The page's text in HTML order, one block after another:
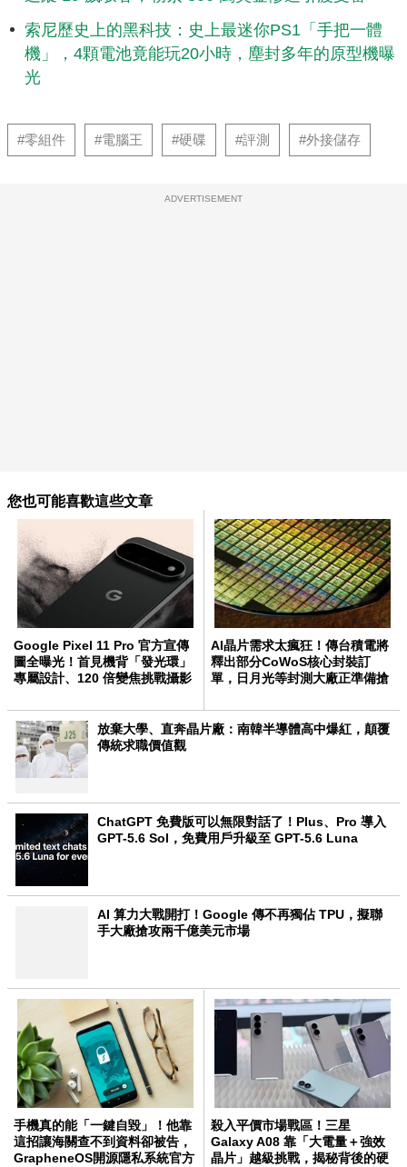
索尼歷史上的黑科技：史上最迷你PS1「手把一體
機」，4顆電池竟能玩20小時，塵封多年的原型機曝
光
#零組件 #電腦王 #硬碟 #評測 #外接儲存
ADVERTISEMENT
您也可能喜歡這些文章
Google Pixel 11 Pro 官方宣傳
圖全曝光！首見機背「發光環」
專屬設計、120 倍變焦挑戰攝影
AI晶片需求太瘋狂！傳台積電將
釋出部分CoWoS核心封裝訂
單，日月光等封測大廠正準備搶
放棄大學、直奔晶片廠：南韓半導體高中爆紅，顛覆
傳統求職價值觀
ChatGPT 免費版可以無限對話了！Plus、Pro 導入
GPT-5.6 Sol，免費用戶升級至 GPT-5.6 Luna
AI 算力大戰開打！Google 傳不再獨佔 TPU，擬聯
手大廠搶攻兩千億美元市場
手機真的能「一鍵自毀」！他靠
這招讓海關查不到資料卻被告，
GrapheneOS開源隱私系統官方
殺入平價市場戰區！三星
Galaxy A08 靠「大電量＋強效
晶片」越級挑戰，揭秘背後的硬